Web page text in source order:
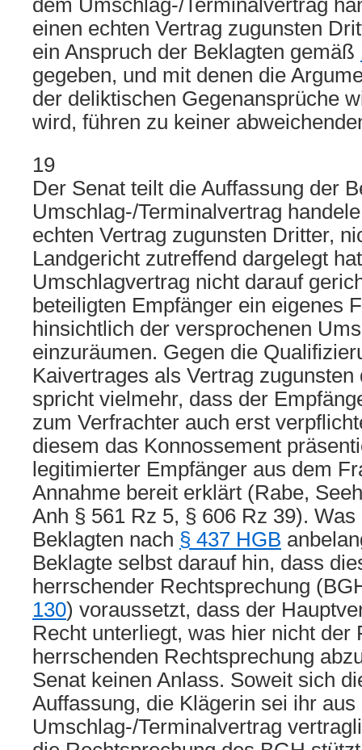
dem Umschlag-/Terminalvertrag
einen echten Vertrag zugunsten
ein Anspruch der Beklagten gemäß
gegeben, und mit denen die
der deliktischen Gegenansprüche
wird, führen zu keiner
19
Der Senat teilt die Auffassung der
Umschlag-/Terminalvertrag
echten Vertrag zugunsten Dritter,
Landgericht zutreffend dargelegt
Umschlagvertrag nicht darauf
beteiligten Empfänger ein eigenes
hinsichtlich der versprochenen
einzuräumen. Gegen die
Kaivertrages als Vertrag
spricht vielmehr, dass der
zum Verfrachter auch erst
diesem das Konnossement
legitimierter Empfänger aus dem
Annahme bereit erklärt (Rabe,
Anh § 561 Rz 5, § 606 Rz 39).
Beklagten nach § 437 HGB
Beklagte selbst darauf hin, dass
herrschender Rechtsprechung
130) voraussetzt, dass der
Recht unterliegt, was hier nicht der
herrschenden Rechtsprechung
Senat keinen Anlass. Soweit sich
Auffassung, die Klägerin sei ihr aus
Umschlag-/Terminalvertrag